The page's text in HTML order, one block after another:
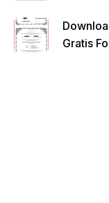
Gratis